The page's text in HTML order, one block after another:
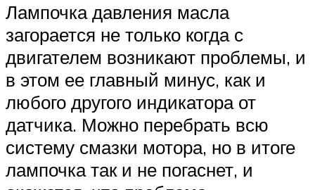
Лампочка давления масла
загорается не только когда с
двигателем возникают проблемы, и
в этом ее главный минус, как и
любого другого индикатора от
датчика. Можно перебрать всю
систему смазки мотора, но в итоге
лампочка так и не погаснет, и